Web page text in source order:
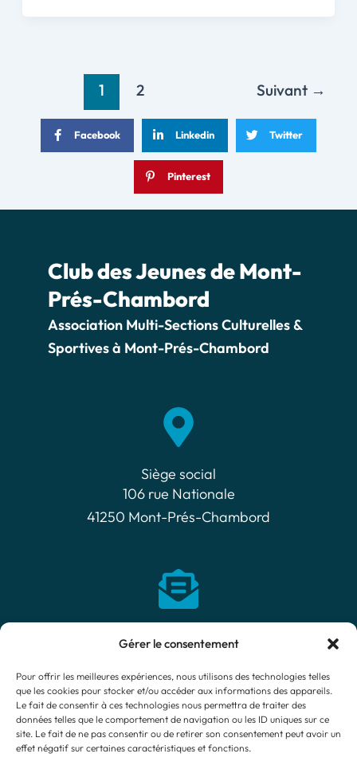
Gérer le consentement
Pour offrir les meilleures expériences, nous utilisons des technologies telles
que les cookies pour stocker et/ou accéder aux informations des appareils.
Le fait de consentir à ces technologies nous permettra de traiter des
données telles que le comportement de navigation ou les ID uniques sur ce
site. Le fait de ne pas consentir ou de retirer son consentement peut avoir un
effet négatif sur certaines caractéristiques et fonctions.
1 2 Suivant →
Facebook Linkedin Twitter
Pinterest
Club des Jeunes de Mont-
Prés-Chambord
Association Multi-Sections Culturelles &
Sportives à Mont-Prés-Chambord
Siège social​
106 rue Nationale
41250 Mont-Prés-Chambord
Nous contacter
F
a
c
Suivre le Club sur Facebook